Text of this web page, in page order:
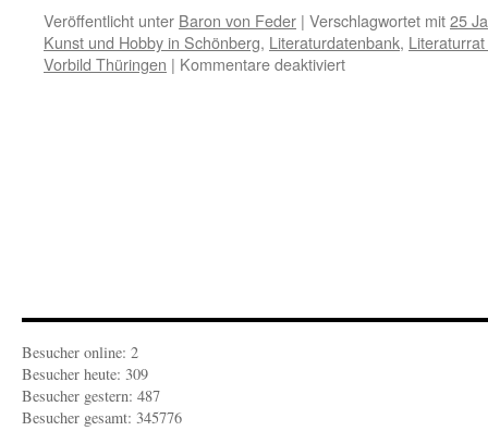
Veröffentlicht unter Baron von Feder | Verschlagwortet mit25
Kunst und Hobby in Schönberg, Literaturdatenbank,
Vorbild Thüringen | Kommentare deaktiviertfür
Literaturförderung
Besucher online: 2
Besucher heute: 309
Besucher gestern: 487
Besucher gesamt: 345776